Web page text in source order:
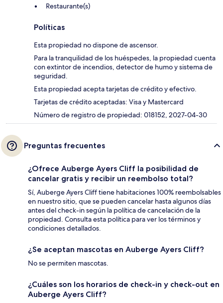
Restaurante(s)
Políticas
Esta propiedad no dispone de ascensor.
Para la tranquilidad de los huéspedes, la propiedad cuenta
con extintor de incendios, detector de humo y sistema de
seguridad.
Esta propiedad acepta tarjetas de crédito y efectivo.
Tarjetas de crédito aceptadas: Visa y Mastercard
Número de registro de propiedad: 018152, 2027-04-30
Preguntas frecuentes
¿Ofrece Auberge Ayers Cliff la posibilidad de
cancelar gratis y recibir un reembolso total?
Sí, Auberge Ayers Cliff tiene habitaciones 100% reembolsables
en nuestro sitio, que se pueden cancelar hasta algunos días
antes del check-in según la política de cancelación de la
propiedad. Consulta esta política para ver los términos y
condiciones detallados.
¿Se aceptan mascotas en Auberge Ayers Cliff?
No se permiten mascotas.
¿Cuáles son los horarios de check-in y check-out en
Auberge Ayers Cliff?